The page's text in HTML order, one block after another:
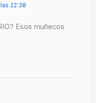
22:38
Esos muñecos